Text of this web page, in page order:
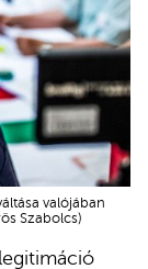
valójában
Szabolcs)